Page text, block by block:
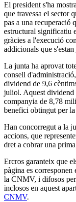
El president s'ha
que travessa el sector
pas a una recuperació
estructural significatiu
gràcies a l'execució
addicionals que
La junta ha aprovat
consell
dividend de 9,6
juliol. Aquest dividend
companyia de 8,78
benefici obtingut per
Han concorregut a la
accions, que
dret a cobrar una
Ercros garanteix que
pàgina es corresponen
la CNMV, i difosos per
inclosos en aquest
CNMV.